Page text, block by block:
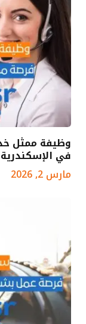
وظيفة ممثل
في
مارس 2, 2026